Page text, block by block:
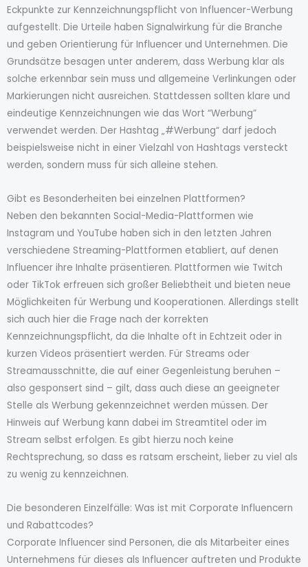
Eckpunkte zur Kennzeichnungspflicht von Influencer-Werbung
aufgestellt. Die Urteile haben Signalwirkung für die Branche
und geben Orientierung für Influencer und Unternehmen. Die
Grundsätze besagen unter anderem, dass Werbung klar als
solche erkennbar sein muss und allgemeine Verlinkungen oder
Markierungen nicht ausreichen. Stattdessen sollten klare und
eindeutige Kennzeichnungen wie das Wort “Werbung”
verwendet werden. Der Hashtag „#Werbung“ darf jedoch
beispielsweise nicht in einer Vielzahl von Hashtags versteckt
werden, sondern muss für sich alleine stehen.
Gibt es Besonderheiten bei einzelnen Plattformen?
Neben den bekannten Social-Media-Plattformen wie
Instagram und YouTube haben sich in den letzten Jahren
verschiedene Streaming-Plattformen etabliert, auf denen
Influencer ihre Inhalte präsentieren. Plattformen wie Twitch
oder TikTok erfreuen sich großer Beliebtheit und bieten neue
Möglichkeiten für Werbung und Kooperationen. Allerdings stellt
sich auch hier die Frage nach der korrekten
Kennzeichnungspflicht, da die Inhalte oft in Echtzeit oder in
kurzen Videos präsentiert werden. Für Streams oder
Streamausschnitte, die auf einer Gegenleistung beruhen –
also gesponsert sind – gilt, dass auch diese an geeigneter
Stelle als Werbung gekennzeichnet werden müssen. Der
Hinweis auf Werbung kann dabei im Streamtitel oder im
Stream selbst erfolgen. Es gibt hierzu noch keine
Rechtsprechung, so dass es ratsam erscheint, lieber zu viel als
zu wenig zu kennzeichnen.
Die besonderen Einzelfälle: Was ist mit Corporate Influencern
und Rabattcodes?
Corporate Influencer sind Personen, die als Mitarbeiter eines
Unternehmens für dieses als Influencer auftreten und Produkte